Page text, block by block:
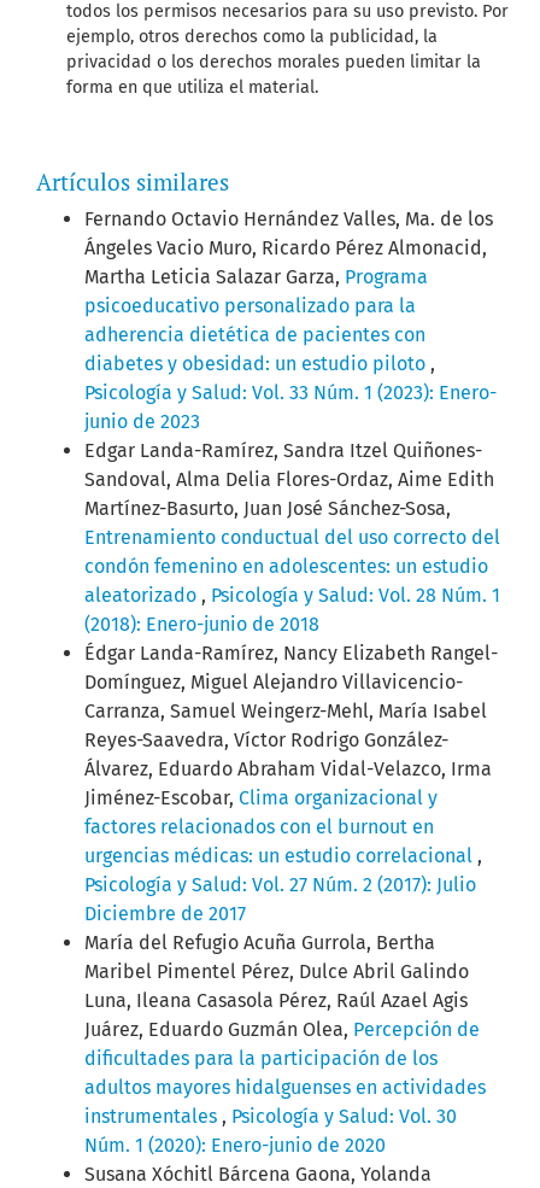
todos los permisos necesarios para su uso previsto. Por
ejemplo, otros derechos como la publicidad, la
privacidad o los derechos morales pueden limitar la
forma en que utiliza el material.
Artículos similares
Fernando Octavio Hernández Valles, Ma. de los
Ángeles Vacio Muro, Ricardo Pérez Almonacid,
Martha Leticia Salazar Garza, Programa
psicoeducativo personalizado para la
adherencia dietética de pacientes con
diabetes y obesidad: un estudio piloto ,
Psicología y Salud: Vol. 33 Núm. 1 (2023): Enero-
junio de 2023
Edgar Landa-Ramírez, Sandra Itzel Quiñones-
Sandoval, Alma Delia Flores-Ordaz, Aime Edith
Martínez-Basurto, Juan José Sánchez-Sosa,
Entrenamiento conductual del uso correcto del
condón femenino en adolescentes: un estudio
aleatorizado , Psicología y Salud: Vol. 28 Núm. 1
(2018): Enero-junio de 2018
Édgar Landa-Ramírez, Nancy Elizabeth Rangel-
Domínguez, Miguel Alejandro Villavicencio-
Carranza, Samuel Weingerz-Mehl, María Isabel
Reyes-Saavedra, Víctor Rodrigo González-
Álvarez, Eduardo Abraham Vidal-Velazco, Irma
Jiménez-Escobar, Clima organizacional y
factores relacionados con el burnout en
urgencias médicas: un estudio correlacional ,
Psicología y Salud: Vol. 27 Núm. 2 (2017): Julio
Diciembre de 2017
María del Refugio Acuña Gurrola, Bertha
Maribel Pimentel Pérez, Dulce Abril Galindo
Luna, Ileana Casasola Pérez, Raúl Azael Agis
Juárez, Eduardo Guzmán Olea, Percepción de
dificultades para la participación de los
adultos mayores hidalguenses en actividades
instrumentales , Psicología y Salud: Vol. 30
Núm. 1 (2020): Enero-junio de 2020
Susana Xóchitl Bárcena Gaona, Yolanda